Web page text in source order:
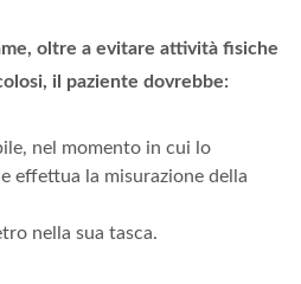
oltre a evitare attività fisiche
il paziente dovrebbe:
nel momento in cui lo
effettua la misurazione della
nella sua tasca.